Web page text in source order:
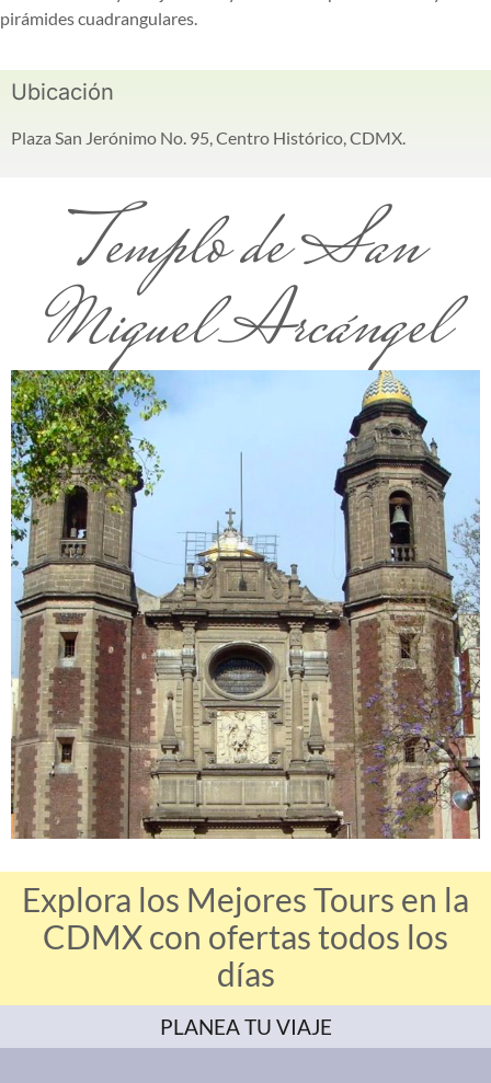
pirámides cuadrangulares.
Ubicación
Plaza San Jerónimo No. 95, Centro Histórico, CDMX.
Templo de San
Miguel Arcángel
Explora los Mejores Tours en la
CDMX con ofertas todos los
días
PLANEA TU VIAJE